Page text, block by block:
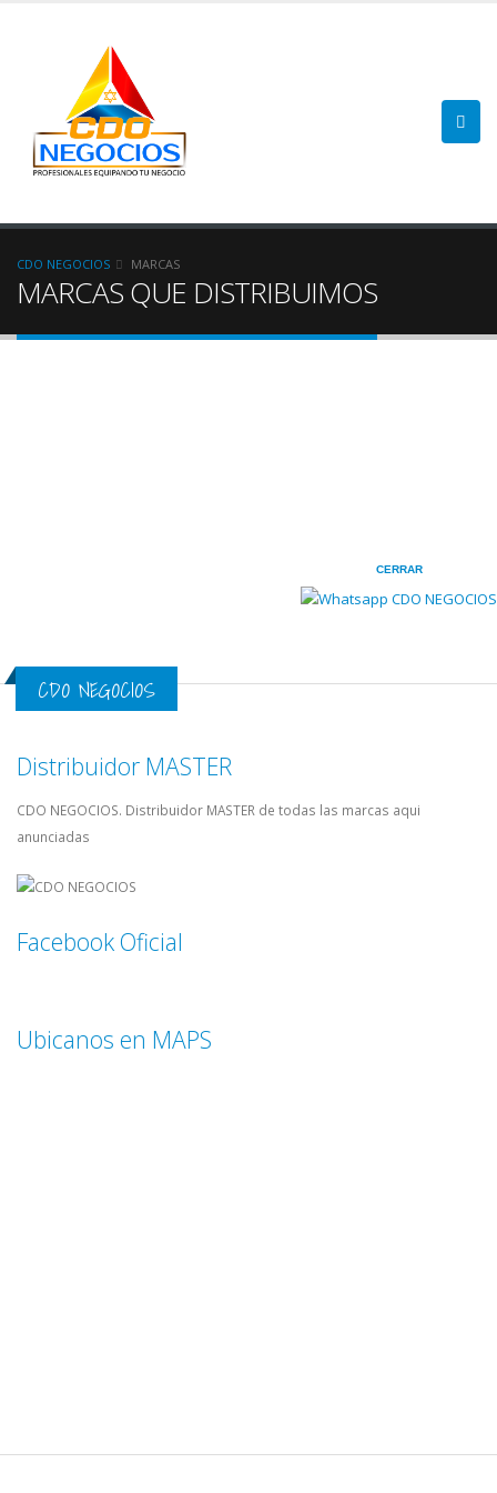
CDO NEGOCIOS MARCAS
MARCAS QUE DISTRIBUIMOS
CERRAR
CDO NEGOCIOS
Distribuidor MASTER
CDO NEGOCIOS. Distribuidor MASTER de todas las marcas aqui
anunciadas
Facebook Oficial
Ubicanos en MAPS